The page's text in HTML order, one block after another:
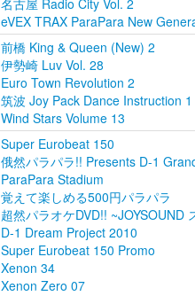
名古屋 Radio City Vol. 2
eVEX TRAX ParaPara New
前橋 King & Queen (New) 2
伊勢崎 Luv Vol. 28
Euro Town Revolution 2
筑波 Joy Pack Dance Instruction 1
Wind Stars Volume 13
Super Eurobeat 150
俄然パラパラ!! Presents D-1
ParaPara Stadium
覚えて楽しめる500円パラパラ
超然パラオケDVD!! ~JOYSOUND
D-1 Dream Project 2010
Super Eurobeat 150 Promo
Xenon 34
Xenon Zero 07